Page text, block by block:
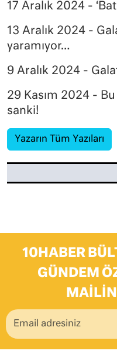
17 Aralık 2024 -
13 Aralık 2024 -
yaramıyor…
9 Aralık 2024 -
29 Kasım 2024 - Bu
sanki!
Yazarın Tüm Yazıları
10HABER
GÜNDEM